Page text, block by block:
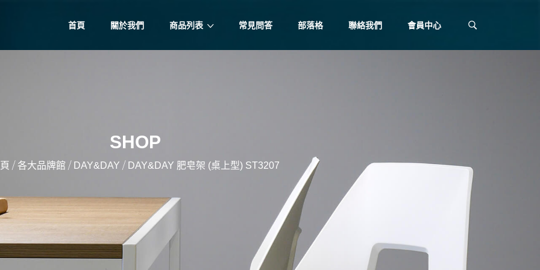
首頁 關於我們 商品列表 常見問答 部落格 聯絡我們 會員中心
SHOP
/ 各大品牌館 / DAY&DAY / DAY&DAY 肥皂架 (桌上型) ST3207